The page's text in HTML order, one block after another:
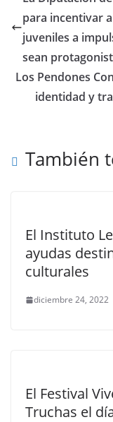
para incentivar
juveniles a
sean
Los Pendones
identidad y
También
El Instituto
ayudas
culturales
diciembre 24, 2022
El Festival
Truchas el